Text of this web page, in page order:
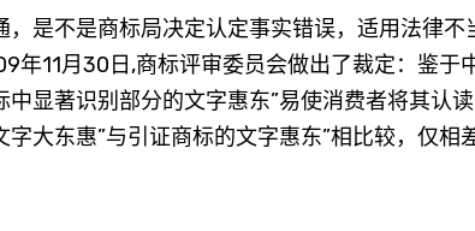
不是商标局决定认定事实错误，适用法律不
年11月30日,商标评审委员会做出了裁定：鉴于
显著识别部分的文字惠东”易使消费者将其认
大东惠”与引证商标的文字惠东”相比较，仅相